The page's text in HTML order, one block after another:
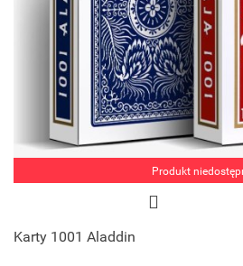
Produkt
Karty 1001 Aladdin